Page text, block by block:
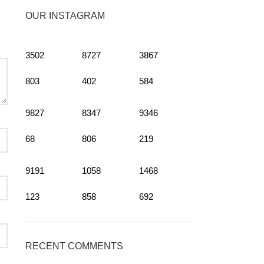
OUR INSTAGRAM
3502
803
8727
402
3867
584
9827
68
8347
806
9346
219
9191
123
1058
858
1468
692
RECENT COMMENTS